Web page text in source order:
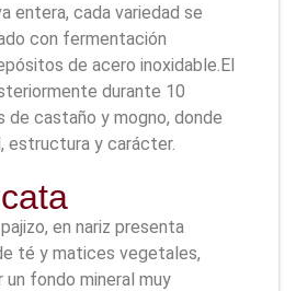
entera, cada variedad se
con fermentación
de acero inoxidable.El
durante 10
de castaño y mogno, donde
estructura y carácter.
en nariz presenta
té y matices vegetales,
un fondo mineral muy